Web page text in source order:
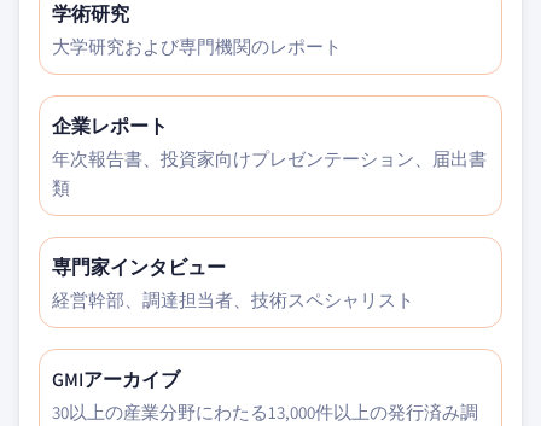
学術研究
大学研究および専門機関のレポート
企業レポート
年次報告書、投資家向けプレゼンテーション、届出書
類
専門家インタビュー
経営幹部、調達担当者、技術スペシャリスト
GMIアーカイブ
30以上の産業分野にわたる13,000件以上の発行済み調